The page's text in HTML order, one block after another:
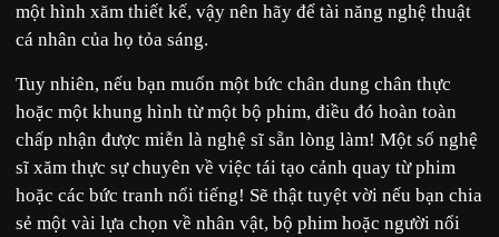
một hình xăm thiết kế, vậy nên hãy để tài năng nghệ thuật
cá nhân của họ tỏa sáng.
Tuy nhiên, nếu bạn muốn một bức chân dung chân thực
hoặc một khung hình từ một bộ phim, điều đó hoàn toàn
chấp nhận được miễn là nghệ sĩ sẵn lòng làm! Một số nghệ
sĩ xăm thực sự chuyên về việc tái tạo cảnh quay từ phim
hoặc các bức tranh nổi tiếng! Sẽ thật tuyệt vời nếu bạn chia
sẻ một vài lựa chọn về nhân vật, bộ phim hoặc người nổi